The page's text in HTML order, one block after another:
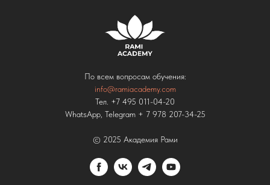
По всем вопросам обучения:
info@ramiacademy.com
Тел. +7 495 011-04-20
WhatsApp, Telegram + 7 978 207-34-25
© 2025 Академия Рами